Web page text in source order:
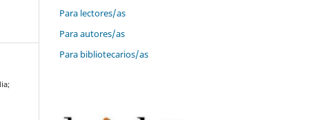
Para lectores/as
Para autores/as
Para bibliotecarios/as